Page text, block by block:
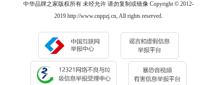
中华品牌之家版权所有 未经允许 请勿复制或镜像 Copyright © 2012-
2019 http://www.cnppzj.cn, All rights reserved.